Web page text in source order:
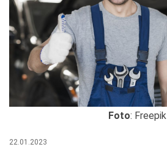
Foto: Freepik
22.01.2023